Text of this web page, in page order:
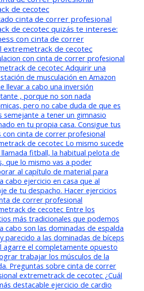
de cecotec
cinta de correr profesional
de cecotec quizás te interese:
con cinta de correr
extremetrack de cecotec
con cinta de correr profesional
de cecotec Adquirir una
de musculación en Amazon
llevar a cabo una inversión
, porque no son nada
pero no cabe duda de que es
semejante a tener un gimnasio
en tu propia casa. Consigue tus
con cinta de correr profesional
de cecotec Lo mismo sucede
llamada fitball, la habitual pelota de
que lo mismo vas a poder
al capítulo de material para
cabo ejercicio en casa que al
de tu despacho. Hacer ejercicios
de correr profesional
de cecotec Entre los
más tradicionales que podemos
cabo son las dominadas de espalda
parecido a las dominadas de bíceps
agarre el completamente opuesto
trabajar los músculos de la
Preguntas sobre cinta de correr
extremetrack de cecotec ¿Cuál
destacable ejercicio de cardio